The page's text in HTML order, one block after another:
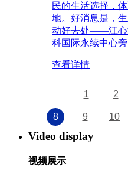
民的生活选择，
地。好消息是，
动好去处——江心
科国际永续中心
查看详情
1 2
8 9 10
Video display
视频展示